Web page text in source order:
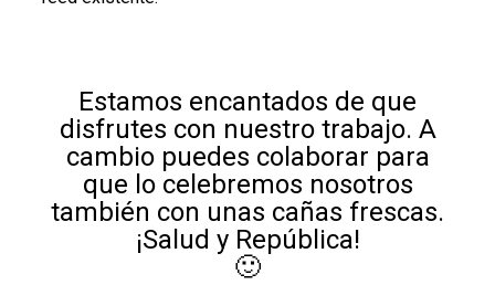
Estamos encantados de que
disfrutes con nuestro trabajo. A
cambio puedes colaborar para
que lo celebremos nosotros
también con unas cañas frescas.
¡Salud y República!
🙂